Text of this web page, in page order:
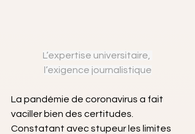
L’expertise universitaire,
l’exigence journalistique
La pandémie de coronavirus a fait
vaciller bien des certitudes.
Constatant avec stupeur les limites